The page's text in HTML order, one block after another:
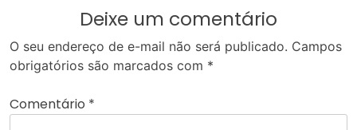
Deixe um comentário
O seu endereço de e-mail não será publicado. Campos
obrigatórios são marcados com *
Comentário *